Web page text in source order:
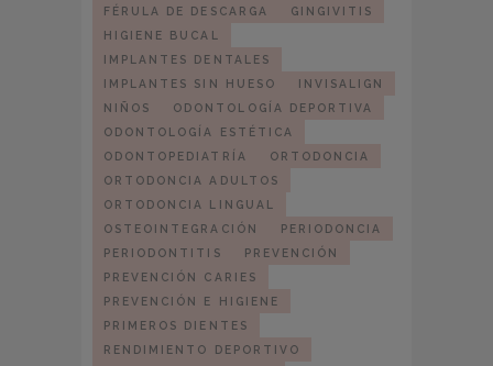
FÉRULA DE DESCARGA
GINGIVITIS
HIGIENE BUCAL
IMPLANTES DENTALES
IMPLANTES SIN HUESO
INVISALIGN
NIÑOS
ODONTOLOGÍA DEPORTIVA
ODONTOLOGÍA ESTÉTICA
ODONTOPEDIATRÍA
ORTODONCIA
ORTODONCIA ADULTOS
ORTODONCIA LINGUAL
OSTEOINTEGRACIÓN
PERIODONCIA
PERIODONTITIS
PREVENCIÓN
PREVENCIÓN CARIES
PREVENCIÓN E HIGIENE
PRIMEROS DIENTES
RENDIMIENTO DEPORTIVO